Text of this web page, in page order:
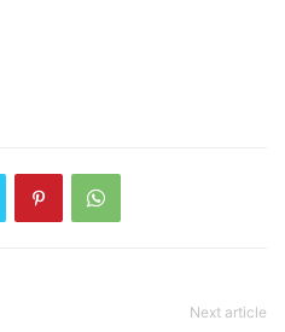
Next article